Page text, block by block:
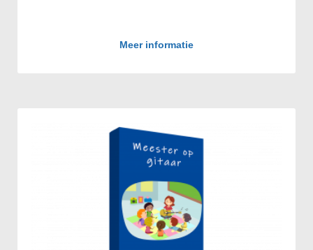
Meer informatie